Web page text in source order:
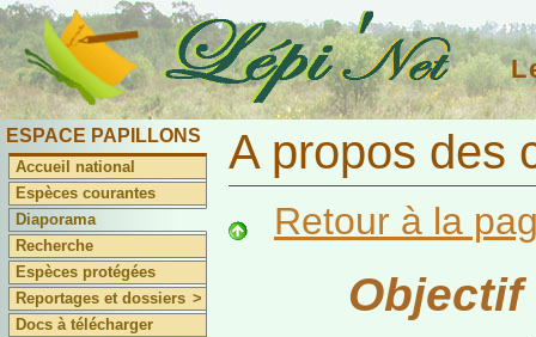
ESPACE PAPILLONS
Accueil national
Espèces courantes
Diaporama
Recherche
Espèces protégées
Reportages et dossiers >
Docs à télécharger
A propos des
Retour à la
Objectif